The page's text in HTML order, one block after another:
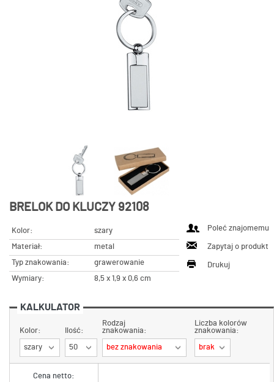
BRELOK DO KLUCZY 92108
Kolor:
szary
Materiał:
metal
Typ znakowania:
grawerowanie
Wymiary:
8,5 x 1,9 x 0,6 cm
Poleć znajomemu
Zapytaj o produkt
Drukuj
KALKULATOR
Cena netto:
Kolor:
szary
Ilość:
50
Rodzaj
znakowania:
bez znakowania
Liczba kolorów
znakowania:
brak